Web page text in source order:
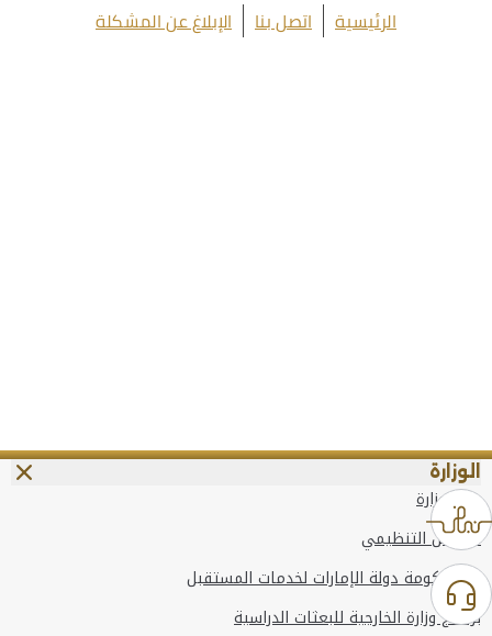
الرئيسية اتصل بنا الإبلاغ عن المشكلة
الوزارة
عن الوزارة
الهيكل التنظيمي
وعد حكومة دولة الإمارات لخدمات المستقبل
برنامج وزارة الخارجية للبعثات الدراسية